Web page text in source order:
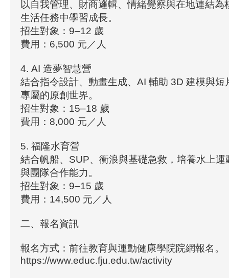
以自我管理、財商邏輯、情緒覺察與在地連結為
生活任務中學習成長。
招生對象：9–12 歲
費用：6,500 元／人
4. AI 造夢智慧營
結合指令設計、動畫生成、AI 輔助 3D 建模與短
專屬的原創世界。
招生對象：15–18 歲
費用：8,000 元／人
5. 福隆水育營
結合帆船、SUP、衝浪與基礎急救，培養水上運
與團隊合作能力。
招生對象：9–15 歲
費用：14,500 元／人
二、報名資訊
報名方式：前往教育與運動健康學院院網報名。
https://www.educ.fju.edu.tw/activity